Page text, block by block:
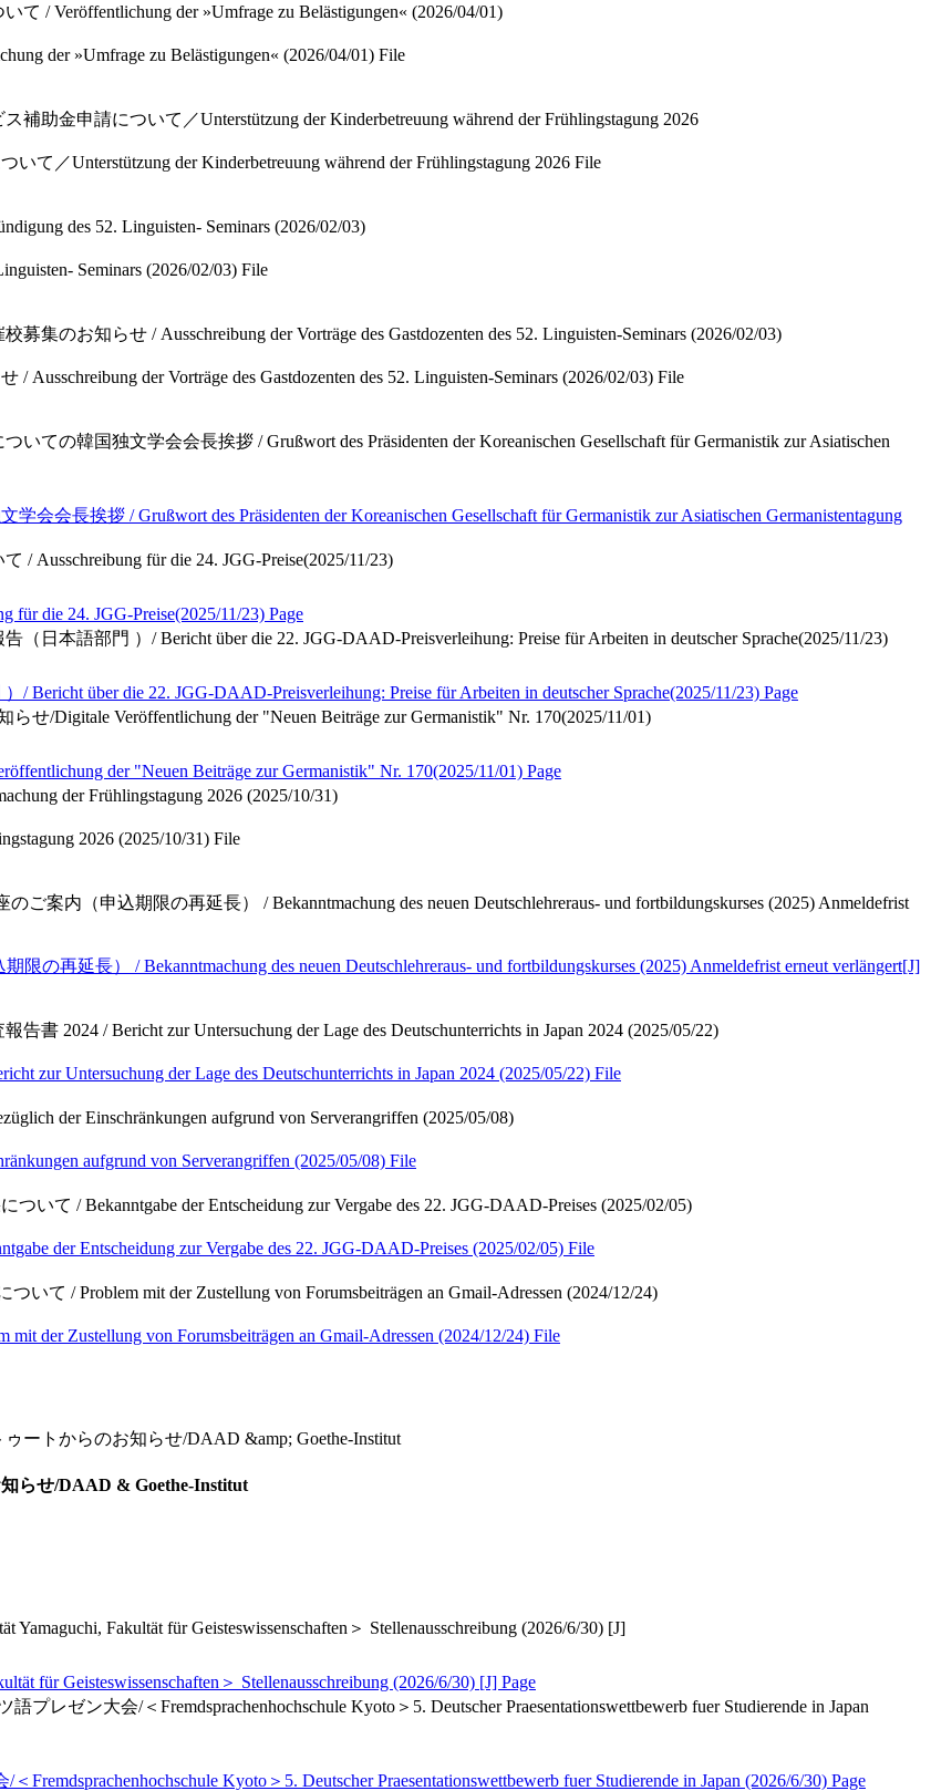
/ Veröffentlichung der »Umfrage zu Belästigungen« (2026/04/01)
der »Umfrage zu Belästigungen« (2026/04/01) File
助金申請について／Unterstützung der Kinderbetreuung während der Frühlingstagung 2026
／Unterstützung der Kinderbetreuung während der Frühlingstagung 2026 File
des 52. Linguisten- Seminars (2026/02/03)
Seminars (2026/02/03) File
集のお知らせ / Ausschreibung der Vorträge des Gastdozenten des 52. Linguisten-Seminars (2026/02/03)
der Vorträge des Gastdozenten des 52. Linguisten-Seminars (2026/02/03) File
ての韓国独文学会会長挨拶 / Grußwort des Präsidenten der Koreanischen Gesellschaft für Germanistik zur Asiatischen
長挨拶 / Grußwort des Präsidenten der Koreanischen Gesellschaft für Germanistik zur Asiatischen Germanistentagung
Ausschreibung für die 24. JGG-Preise(2025/11/23)
die 24. JGG-Preise(2025/11/23) Page
日本語部門 ）/ Bericht über die 22. JGG-DAAD-Preisverleihung: Preise für Arbeiten in deutscher Sprache(2025/11/23)
über die 22. JGG-DAAD-Preisverleihung: Preise für Arbeiten in deutscher Sprache(2025/11/23) Page
せ/Digitale Veröffentlichung der "Neuen Beiträge zur Germanistik" Nr. 170(2025/11/01)
der "Neuen Beiträge zur Germanistik" Nr. 170(2025/11/01) Page
der Frühlingstagung 2026 (2025/10/31)
2026 (2025/10/31) File
ご案内（申込期限の再延長） / Bekanntmachung des neuen Deutschlehreraus- und fortbildungskurses (2025) Anmeldefrist
再延長） / Bekanntmachung des neuen Deutschlehreraus- und fortbildungskurses (2025) Anmeldefrist erneut verlängert[J]
書 2024 / Bericht zur Untersuchung der Lage des Deutschunterrichts in Japan 2024 (2025/05/22)
zur Untersuchung der Lage des Deutschunterrichts in Japan 2024 (2025/05/22) File
der Einschränkungen aufgrund von Serverangriffen (2025/05/08)
aufgrund von Serverangriffen (2025/05/08) File
いて / Bekanntgabe der Entscheidung zur Vergabe des 22. JGG-DAAD-Preises (2025/02/05)
der Entscheidung zur Vergabe des 22. JGG-DAAD-Preises (2025/02/05) File
て / Problem mit der Zustellung von Forumsbeiträgen an Gmail-Adressen (2024/12/24)
der Zustellung von Forumsbeiträgen an Gmail-Adressen (2024/12/24) File
ートからのお知らせ/DAAD &amp; Goethe-Institut
らせ/DAAD & Goethe-Institut
Fakultät für Geisteswissenschaften＞ Stellenausschreibung (2026/6/30) [J]
für Geisteswissenschaften＞ Stellenausschreibung (2026/6/30) [J] Page
レゼン大会/＜Fremdsprachenhochschule Kyoto＞5. Deutscher Praesentationswettbewerb fuer Studierende in Japan
Kyoto＞5. Deutscher Praesentationswettbewerb fuer Studierende in Japan (2026/6/30) Page